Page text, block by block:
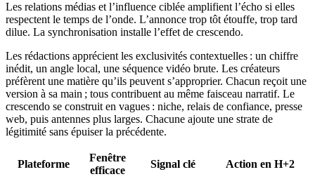
Les relations médias et l’influence ciblée amplifient l’écho si elles
respectent le temps de l’onde. L’annonce trop tôt étouffe, trop tard
dilue. La synchronisation installe l’effet de crescendo.
Les rédactions apprécient les exclusivités contextuelles : un chiffre
inédit, un angle local, une séquence vidéo brute. Les créateurs
préfèrent une matière qu’ils peuvent s’approprier. Chacun reçoit une
version à sa main ; tous contribuent au même faisceau narratif. Le
crescendo se construit en vagues : niche, relais de confiance, presse
web, puis antennes plus larges. Chacune ajoute une strate de
légitimité sans épuiser la précédente.
Plateforme
Fenêtre
efficace
Signal clé Action en H+2